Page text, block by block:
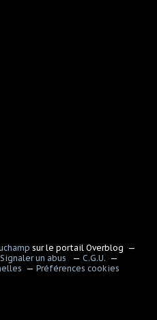
sur le portail Overblog
Signaler un abus
C.G.U.
Préférences cookies